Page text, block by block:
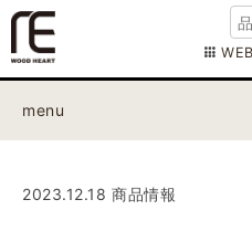
menu
2023.12.18 商品情報